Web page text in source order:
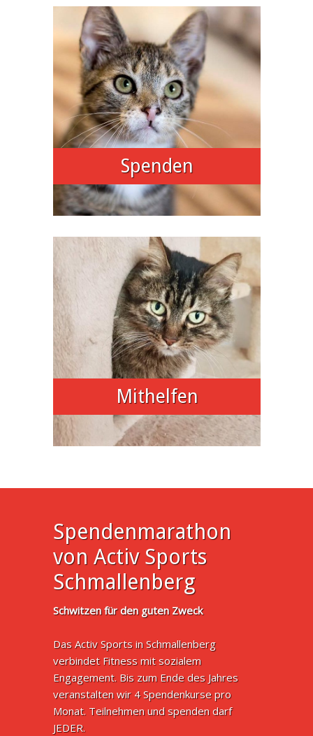
Spenden
Mithelfen
Spendenmarathon
von Activ Sports
Schmallenberg
Schwitzen für den guten Zweck
Das Activ Sports in Schmallenberg
verbindet Fitness mit sozialem
Engagement. Bis zum Ende des Jahres
veranstalten wir 4 Spendenkurse pro
Monat. Teilnehmen und spenden darf
JEDER.